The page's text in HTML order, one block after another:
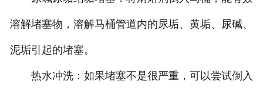
溶解堵塞物，溶解马桶管道内的尿垢、黄垢、尿碱、
泥垢引起的堵塞。‌
‌热水冲洗‌：如果堵塞不是很严重，可以尝试倒入